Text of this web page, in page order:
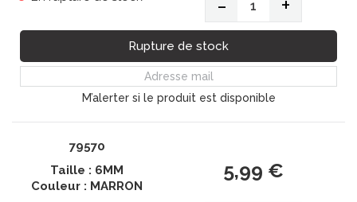
Rupture de stock
M’alerter si le produit est disponible
79570
Taille : 6MM
Couleur : MARRON
5,99 €